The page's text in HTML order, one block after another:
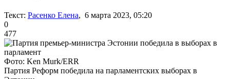
Текст: Расенко Елена, 6 марта 2023, 05:20
0
477
Фото: Ken Murk/ERR
Партия Реформ победила на парламентских выборах в